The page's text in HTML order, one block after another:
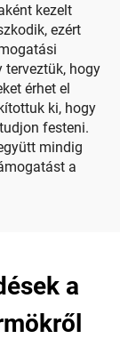
kezelt
ezért
terveztük, hogy
érhet el
ki, hogy
festeni.
mindig
a
a